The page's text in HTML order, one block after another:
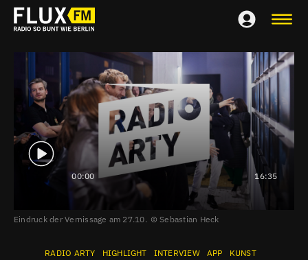
00:00 16:35
Eindruck der Vernissage am 27.10. Sebastian Heck
RADIO ARTY HIGHLIGHT INTERVIEW APP KUNST